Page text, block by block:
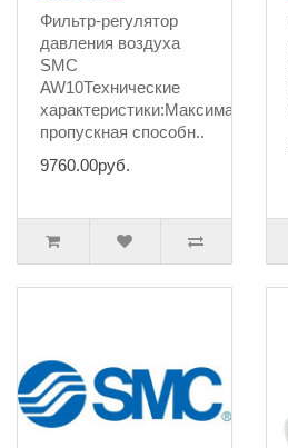
Фильтр-регулятор
давления воздуха
SMC
AW10Технические
характеристики:Максимальная
пропускная способн..
9760.00руб.